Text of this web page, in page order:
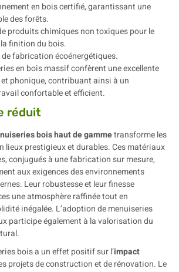
en bois certifié, garantissant une
des forêts.
produits chimiques non toxiques pour le
finition du bois.
de fabrication écoénergétiques.
en bois massif confèrent une excellente
phonique, contribuant ainsi à un
confortable et efficient.
réduit
bois haut de gammetransforme les
lieux prestigieux et durables. Ces matériaux
conjugués à une fabrication sur mesure,
aux exigences des environnements
Leur robustesse et leur finesse
une atmosphère raffinée tout en
inégalée. L’adoption de menuiseries
participe également à la valorisation du
bois a un effet positif sur l’impact
projets de construction et de rénovation. Le